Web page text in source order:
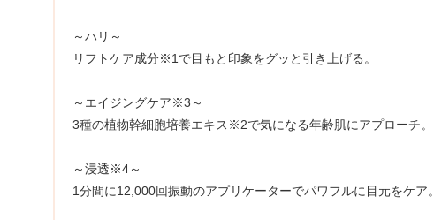
～ハリ～
リフトケア成分※1で目もと印象をグッと引き上げる。
～エイジングケア※3～
3種の植物幹細胞培養エキス※2で気になる年齢肌にアプローチ。
～浸透※4～
1分間に12,000回振動のアプリケーターでパワフルに目元をケア。